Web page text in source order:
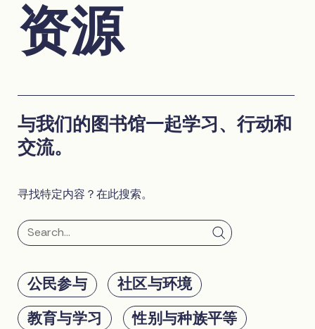
资源
与我们的图书馆一起学习、行动和
交流。
寻找特定内容？在此搜索。
公民参与
社区与环境
教育与学习
性别与种族平等